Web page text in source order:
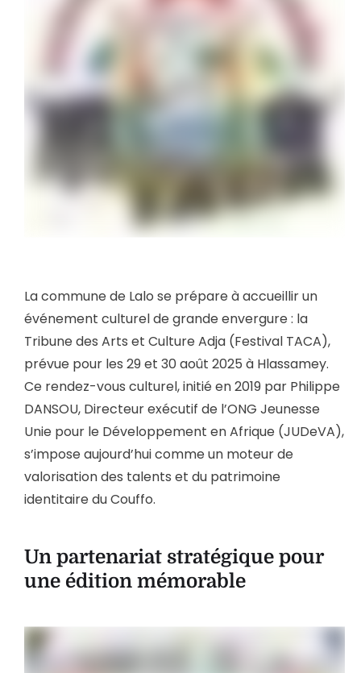
La commune de Lalo se prépare à accueillir un
événement culturel de grande envergure : la
Tribune des Arts et Culture Adja (Festival TACA),
prévue pour les 29 et 30 août 2025 à Hlassamey.
Ce rendez-vous culturel, initié en 2019 par Philippe
DANSOU, Directeur exécutif de l’ONG Jeunesse
Unie pour le Développement en Afrique (JUDeVA),
s’impose aujourd’hui comme un moteur de
valorisation des talents et du patrimoine
identitaire du Couffo.
Un partenariat stratégique pour
une édition mémorable